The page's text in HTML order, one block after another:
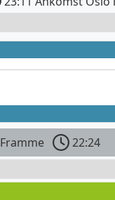
Framme
22:24